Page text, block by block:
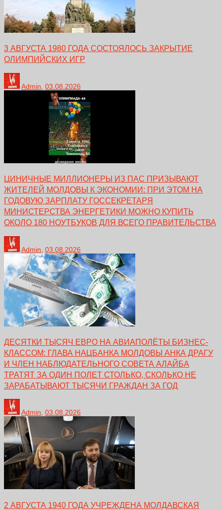
3 АВГУСТА 1980 ГОДА СОСТОЯЛОСЬ ЗАКРЫТИЕ
ОЛИМПИЙСКИХ ИГР
Admin 03.08.2026
ЦИНИЧНЫЕ МИЛЛИОНЕРЫ ИЗ ПАС ПРИЗЫВАЮТ
ЖИТЕЛЕЙ МОЛДОВЫ К ЭКОНОМИИ: ПРИ ЭТОМ НА
ГОДОВУЮ ЗАРПЛАТУ ГОССЕКРЕТАРЯ
МИНИСТЕРСТВА ЭНЕРГЕТИКИ МОЖНО КУПИТЬ
ОКОЛО 180 НОУТБУКОВ ДЛЯ ВСЕГО ПРАВИТЕЛЬСТВА
Admin 03.08.2026
ДЕСЯТКИ ТЫСЯЧ ЕВРО НА АВИАПОЛЁТЫ БИЗНЕС-
КЛАССОМ: ГЛАВА НАЦБАНКА МОЛДОВЫ АНКА ДРАГУ
И ЧЛЕН НАБЛЮДАТЕЛЬНОГО СОВЕТА АЛАЙБА
ТРАТЯТ ЗА ОДИН ПОЛЕТ СТОЛЬКО, СКОЛЬКО НЕ
ЗАРАБАТЫВАЮТ ТЫСЯЧИ ГРАЖДАН ЗА ГОД
Admin, 03.08.2026
2 АВГУСТА 1940 ГОДА УЧРЕЖДЕНА МОЛДАВСКАЯ